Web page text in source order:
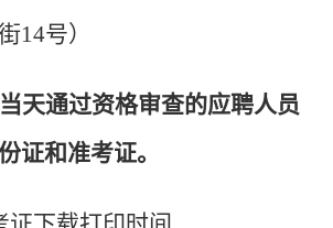
街14号）
天通过资格审查的应聘人员
证和准考证。